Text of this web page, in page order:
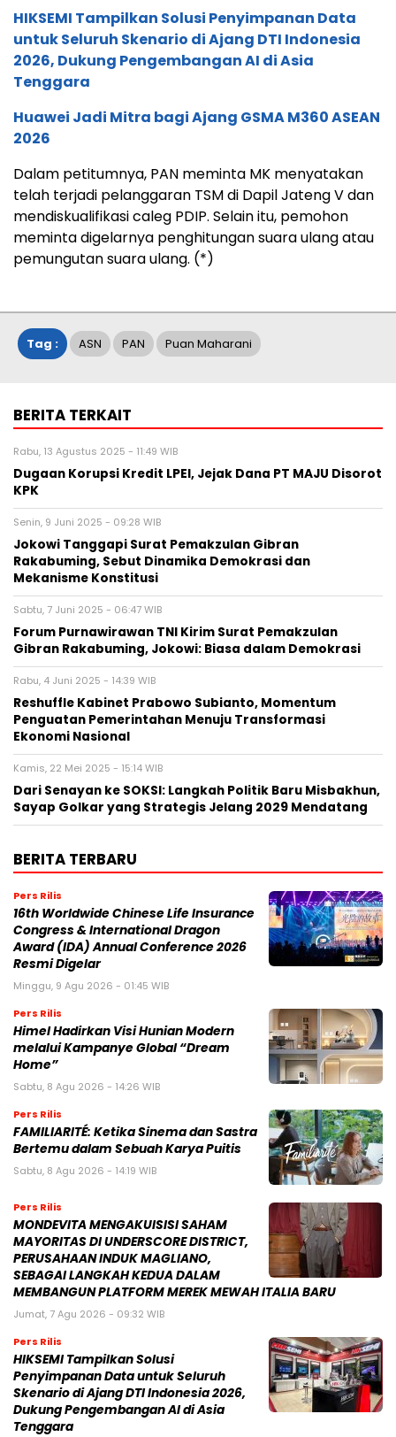
HIKSEMI Tampilkan Solusi Penyimpanan Data
untuk Seluruh Skenario di Ajang DTI Indonesia
2026, Dukung Pengembangan AI di Asia
Tenggara
Huawei Jadi Mitra bagi Ajang GSMA M360 ASEAN
2026
Dalam petitumnya, PAN meminta MK menyatakan
telah terjadi pelanggaran TSM di Dapil Jateng V dan
mendiskualifikasi caleg PDIP. Selain itu, pemohon
meminta digelarnya penghitungan suara ulang atau
pemungutan suara ulang. (*)
Tag : ASN PAN Puan Maharani
BERITA TERKAIT
Rabu, 13 Agustus 2025 - 11:49 WIB
Dugaan Korupsi Kredit LPEI, Jejak Dana PT MAJU Disorot
KPK
Senin, 9 Juni 2025 - 09:28 WIB
Jokowi Tanggapi Surat Pemakzulan Gibran
Rakabuming, Sebut Dinamika Demokrasi dan
Mekanisme Konstitusi
Sabtu, 7 Juni 2025 - 06:47 WIB
Forum Purnawirawan TNI Kirim Surat Pemakzulan
Gibran Rakabuming, Jokowi: Biasa dalam Demokrasi
Rabu, 4 Juni 2025 - 14:39 WIB
Reshuffle Kabinet Prabowo Subianto, Momentum
Penguatan Pemerintahan Menuju Transformasi
Ekonomi Nasional
Kamis, 22 Mei 2025 - 15:14 WIB
Dari Senayan ke SOKSI: Langkah Politik Baru Misbakhun,
Sayap Golkar yang Strategis Jelang 2029 Mendatang
BERITA TERBARU
Pers Rilis
16th Worldwide Chinese Life Insurance
Congress & International Dragon
Award (IDA) Annual Conference 2026
Resmi Digelar
Minggu, 9 Agu 2026 - 01:45 WIB
Pers Rilis
Himel Hadirkan Visi Hunian Modern
melalui Kampanye Global “Dream
Home”
Sabtu, 8 Agu 2026 - 14:26 WIB
Pers Rilis
FAMILIARITÉ: Ketika Sinema dan Sastra
Bertemu dalam Sebuah Karya Puitis
Sabtu, 8 Agu 2026 - 14:19 WIB
Pers Rilis
MONDEVITA MENGAKUISISI SAHAM
MAYORITAS DI UNDERSCORE DISTRICT,
PERUSAHAAN INDUK MAGLIANO,
SEBAGAI LANGKAH KEDUA DALAM
MEMBANGUN PLATFORM MEREK MEWAH ITALIA BARU
Jumat, 7 Agu 2026 - 09:32 WIB
Pers Rilis
HIKSEMI Tampilkan Solusi
Penyimpanan Data untuk Seluruh
Skenario di Ajang DTI Indonesia 2026,
Dukung Pengembangan AI di Asia
Tenggara